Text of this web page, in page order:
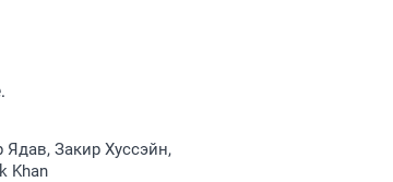
Закир Хуссэйн,
Khan